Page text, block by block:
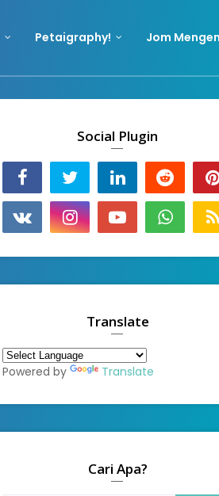
Petaigraphy! Jom
Social Plugin
Translate
Powered by Translate
Cari Apa?